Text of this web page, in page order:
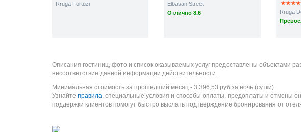
Rruga Fortuzi
Elbasan Street
Отлично 8.6
Rruga
Описания гостиниц, фото и список оказываемых услуг предоставлены объектами
несоответствие данной информации действительности.
Минимальная стоимость за прошедший месяц - 3 396,53 руб за ночь (сутки)
Узнайте правила, специальные условия и способы оплаты, предоплаты и отмены
поддержки клиентов помогут быстро выслать подтверждение бронирования от